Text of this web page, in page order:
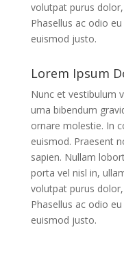
volutpat purus
Phasellus ac odio
euismod justo.
Lorem Ipsum
Nunc et vestibulum
urna bibendum
ornare molestie. In
euismod. Praesent
sapien. Nullam
porta vel nisl in,
volutpat purus
Phasellus ac odio
euismod justo.